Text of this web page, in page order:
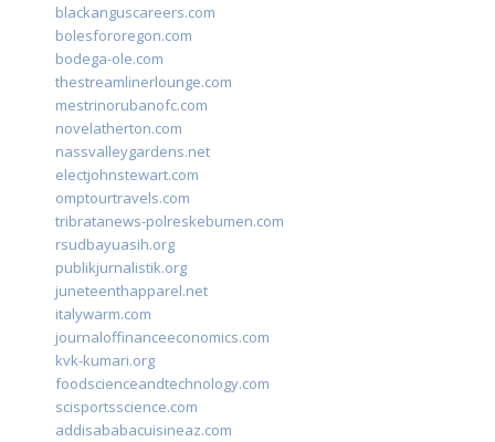
blackanguscareers.com
bolesfororegon.com
bodega-ole.com
thestreamlinerlounge.com
mestrinorubanofc.com
novelatherton.com
nassvalleygardens.net
electjohnstewart.com
omptourtravels.com
tribratanews-polreskebumen.com
rsudbayuasih.org
publikjurnalistik.org
juneteenthapparel.net
italywarm.com
journaloffinanceeconomics.com
kvk-kumari.org
foodscienceandtechnology.com
scisportsscience.com
addisababacuisineaz.com